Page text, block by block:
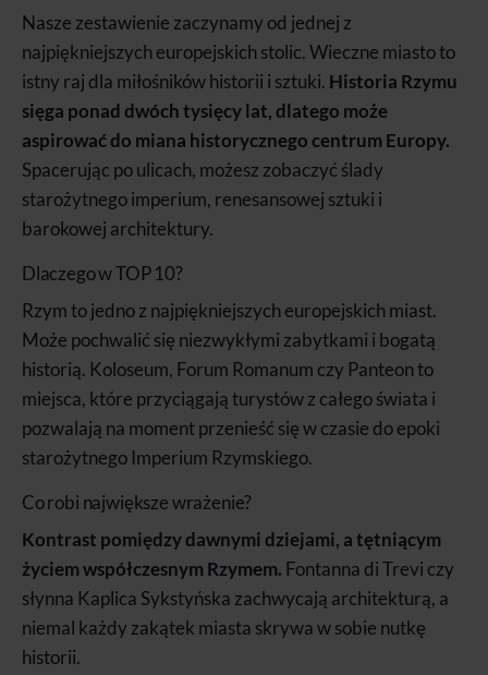
Nasze zestawienie zaczynamy od jednej z
najpiękniejszych europejskich stolic. Wieczne miasto to
istny raj dla miłośników historii i sztuki. Historia Rzymu
sięga ponad dwóch tysięcy lat, dlatego może
aspirować do miana historycznego centrum Europy.
Spacerując po ulicach, możesz zobaczyć ślady
starożytnego imperium, renesansowej sztuki i
barokowej architektury.
Dlaczego w TOP 10?
Rzym to jedno z najpiękniejszych europejskich miast.
Może pochwalić się niezwykłymi zabytkami i bogatą
historią. Koloseum, Forum Romanum czy Panteon to
miejsca, które przyciągają turystów z całego świata i
pozwalają na moment przenieść się w czasie do epoki
starożytnego Imperium Rzymskiego.
Co robi największe wrażenie?
Kontrast pomiędzy dawnymi dziejami, a tętniącym
życiem współczesnym Rzymem. Fontanna di Trevi czy
słynna Kaplica Sykstyńska zachwycają architekturą, a
niemal każdy zakątek miasta skrywa w sobie nutkę
historii.